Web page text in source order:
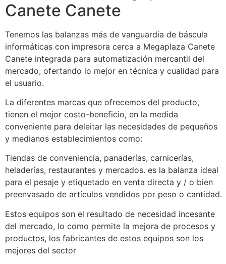
Canete Canete
Tenemos las balanzas más de vanguardia de báscula
informáticas con impresora cerca a Megaplaza Canete
Canete integrada para automatización mercantil del
mercado, ofertando lo mejor en técnica y cualidad para
el usuario.
La diferentes marcas que ofrecemos del producto,
tienen el mejor costo-beneficio, en la medida
conveniente para deleitar las necesidades de pequeños
y medianos establecimientos como:
Tiendas de conveniencia, panaderías, carnicerías,
heladerías, restaurantes y mercados. es la balanza ideal
para el pesaje y etiquetado en venta directa y / o bien
preenvasado de artículos vendidos por peso o cantidad.
Estos equipos son el resultado de necesidad incesante
del mercado, lo como permite la mejora de procesos y
productos, los fabricantes de estos equipos son los
mejores del sector